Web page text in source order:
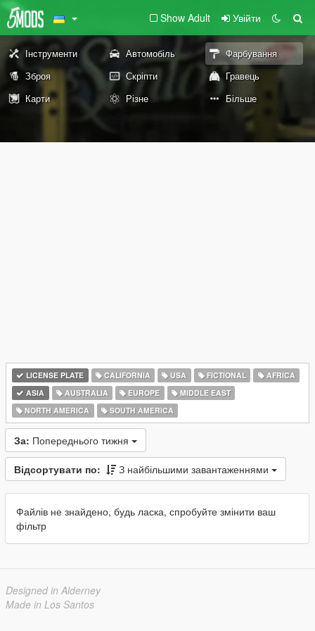
Show Adult Увійти
Інструменти Автомобіль
Фарбування
Зброя
Скріпти
Гравець
Карти
Різне Більше
LICENSE PLATE CALIFORNIA USA FICTIONAL
AFRICA
ASIA
AUSTRALIA EUROPE
MIDDLE EAST
NORTH AMERICA
SOUTH AMERICA
За: Попереднього тижня
Відсортувати по: З найбільшими завантаженнями
Файлів не знайдено, будь ласка, спробуйте змінити ваш
фільтр
Designed in Alderney
Made in Los Santos